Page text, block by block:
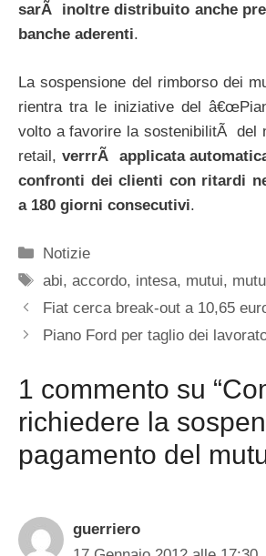
sarÃ inoltre distribuito anche
banche aderenti.
La sospensione del rimborso dei
rientra tra le iniziative del
volto a favorire la sostenibilitÃ del
retail, verrrÃ applicata
confronti dei clienti con ritardi
a 180 giorni consecutivi.
Categorie
Notizie
Tag
abi,accordo, intesa, mutui,
Fiat cerca break-out a 10,65
Piano Ford per taglio dei
1 commento su
richiedere la
pagamento del
guerriero